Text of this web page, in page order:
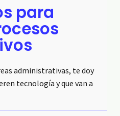
para
administrativas, te doy
tecnología y que van a